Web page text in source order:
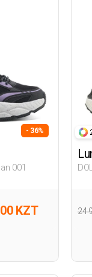
- 36%
001
KZT 24